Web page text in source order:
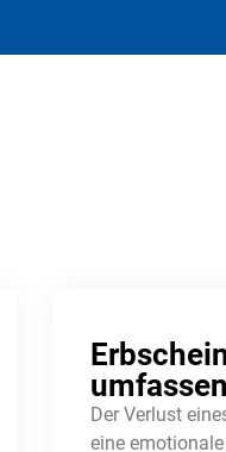
Der Verlust
eine